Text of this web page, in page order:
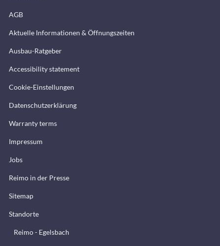
AGB
Aktuelle Informationen & Öffnungszeiten
Ausbau-Ratgeber
Accessibility statement
Cookie-Einstellungen
Datenschutzerklärung
Warranty terms
Impressum
Jobs
Reimo in der Presse
Sitemap
Standorte
Reimo - Egelsbach